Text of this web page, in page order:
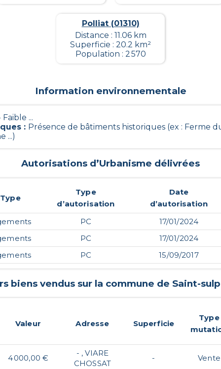
Polliat (01310)
Distance : 11.06 km
Superficie : 20.2 km²
Population : 2 570
Information environnementale
Faible ...
: Présence de bâtiments historiques (ex : Ferme
...)
Autorisations d’Urbanisme délivrées
Type
Type
d’autorisation
Date
d’autorisation
PC
17/01/2024
PC
17/01/2024
PC 15/09/2017
biens vendus sur la commune de Saint-
Valeur Adresse Superficie
Type
4 000,00 €
- , VIARE
CHOSSAT
- Vente